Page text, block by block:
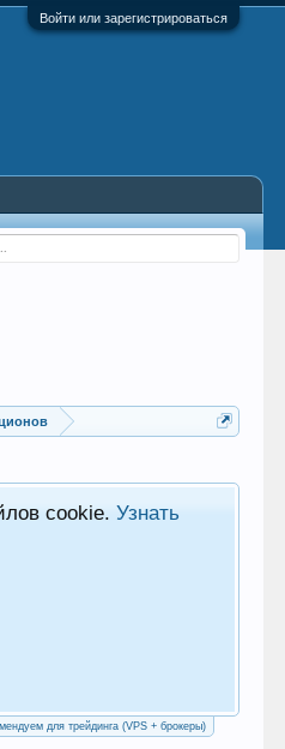
Войти или зарегистрироваться
опционов
cookie.Узнать
для трейдинга (VPS + брокеры)